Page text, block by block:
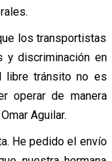
los transportistas
y discriminación en
libre tránsito no es
operar de manera
Aguilar.
He pedido el envío